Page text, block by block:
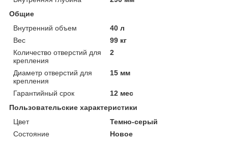
Общие
Внутренний объем
40 л
Вес
99 кг
Количество отверстий для
крепления
2
Диаметр отверстий для
крепления
15 мм
Гарантийный срок
12 мес
Пользовательские характеристики
Цвет
Темно-серый
Состояние
Новое